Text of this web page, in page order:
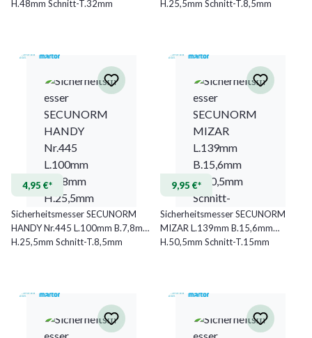
H.48mm Schnitt-T.32mm
H.25,5mm Schnitt-T.8,5mm
4,95 €*
Sicherheitsmesser SECUNORM
HANDY Nr.445 L.100mm B.7,8mm
H.25,5mm Schnitt-T.8,5mm
9,95 €*
Sicherheitsmesser SECUNORM
MIZAR L.139mm B.15,6mm
H.50,5mm Schnitt-T.15mm